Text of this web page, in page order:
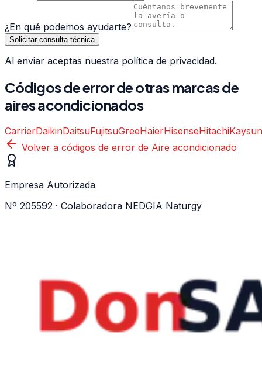
¿En qué podemos ayudarte?
Solicitar consulta técnica
Al enviar aceptas nuestra política de privacidad.
Códigos de error de otras marcas de
aires acondicionados
CarrierDaikinDaitsuFujitsuGreeHaierHisenseHitachiKaysun
Volver a códigos de error de Aire acondicionado
Empresa Autorizada
Nº 205592 · Colaboradora NEDGIA Naturgy